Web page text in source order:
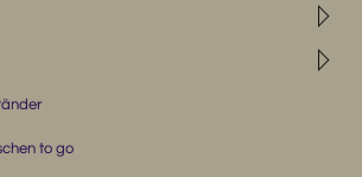
◹
◹
to go